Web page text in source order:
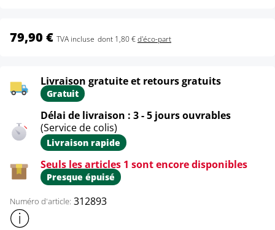
79,90 € TVA incluse dont 1,80 €d'éco-part
Livraison gratuite et retours gratuits
Gratuit
Délai de livraison : 3 - 5 jours ouvrables
(Service de colis)
Livraison rapide
Seuls les articles 1 sont encore disponibles
Presque épuisé
Numéro d'article: 312893
Afficher plus d'informations sur le produit